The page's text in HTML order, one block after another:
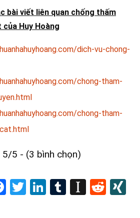
bài viết liên quan chống thấm
Huy Hoàng
dich-vu-chong-
chong-tham-
chong-tham-
5/5 - (3 bình chọn)
Facebook
TwitterLinkedIn
Tumblr